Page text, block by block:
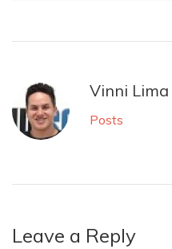
Vinni Lima
Posts
Leave a Reply